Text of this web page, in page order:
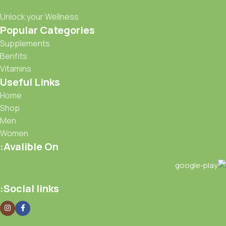
Unlock your Wellness
Popular Categories
Supplements
Benfits
Vitamins
Useful Links
Home
Shop
Men
Women
Avalible On:
Social links: